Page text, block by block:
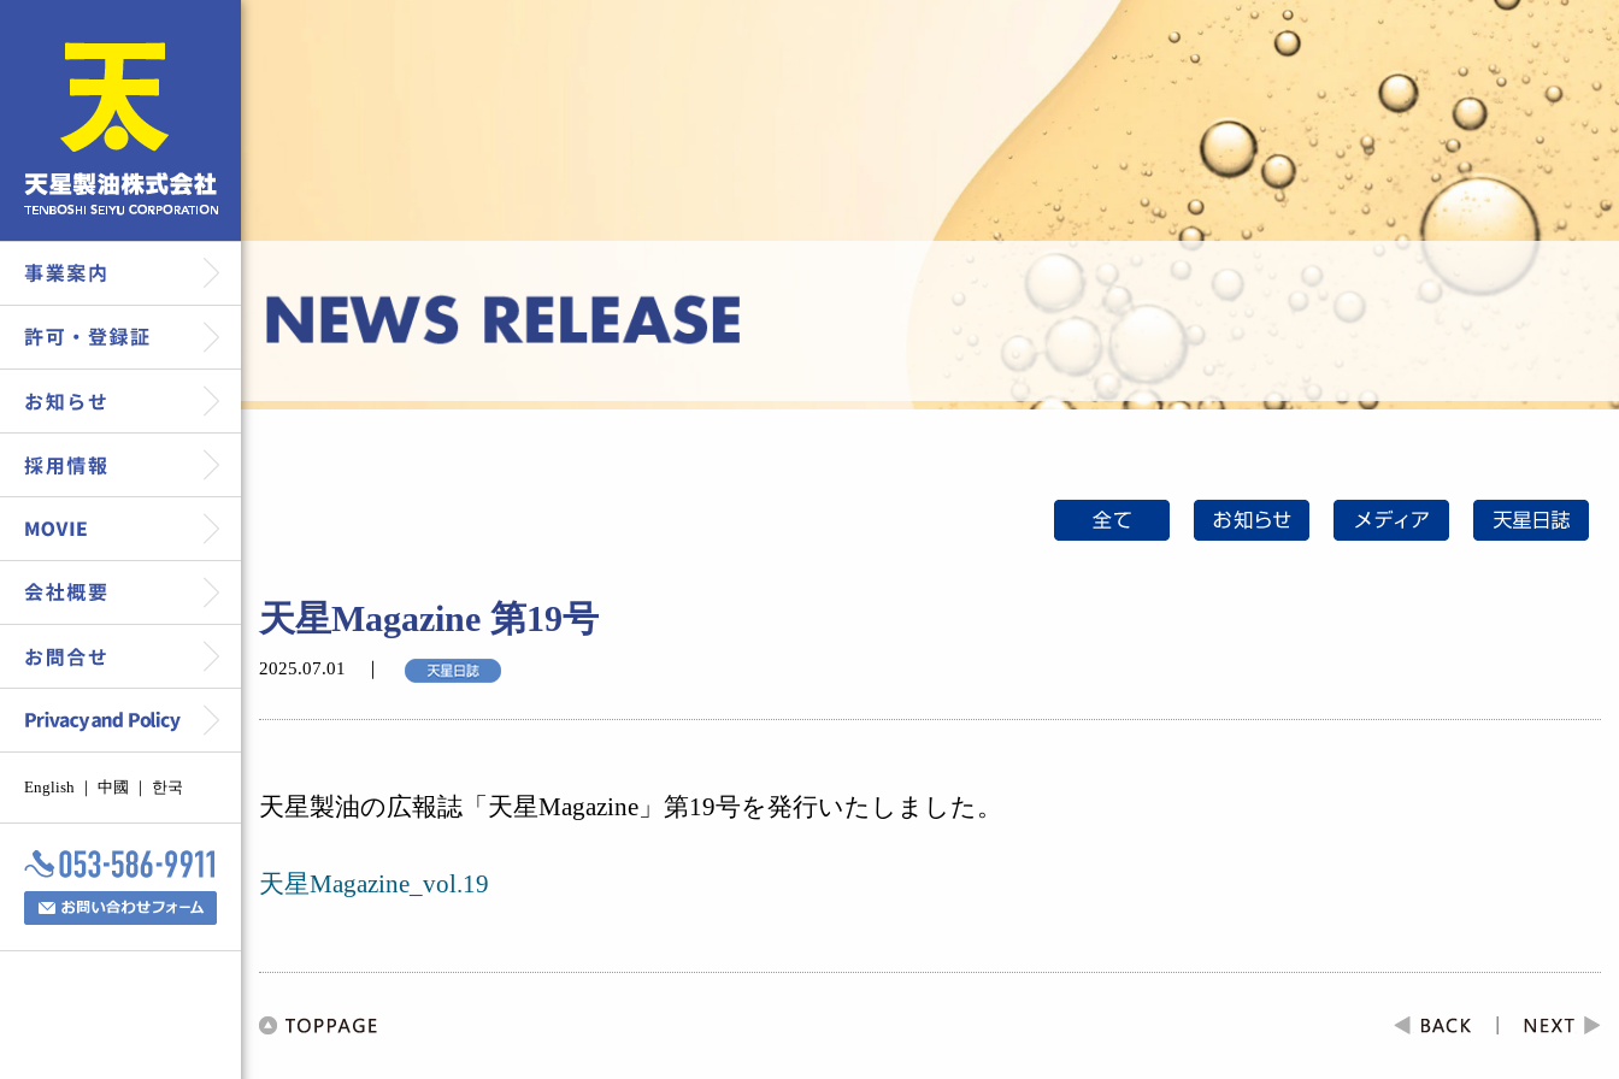
English ｜ 中國 ｜ 한국
天星Magazine 第19号
2025.07.01 ｜
天星製油の広報誌「天星Magazine」第19号を発行いたしました。
天星Magazine_vol.19